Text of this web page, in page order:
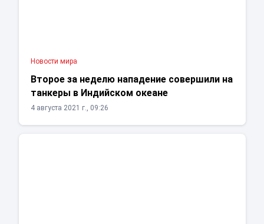
Новости мира
Второе за неделю нападение совершили на
танкеры в Индийском океане
4 августа 2021 г., 09:26